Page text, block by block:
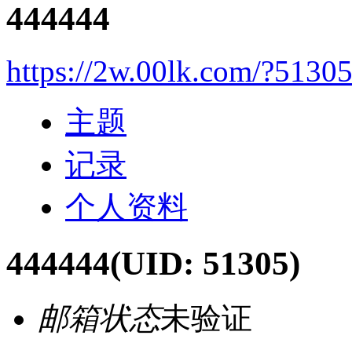
444444
https://2w.00lk.com/?51305
主题
记录
个人资料
444444(UID: 51305)
邮箱状态未验证